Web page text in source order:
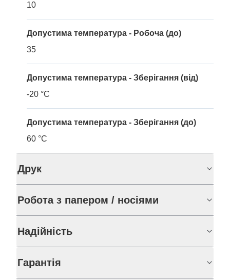
10
Допустима температура - Робоча (до)
35
Допустима температура - Зберігання (від)
-20 °C
Допустима температура - Зберігання (до)
60 °C
Друк
Робота з папером / носіями
Надійність
Гарантія